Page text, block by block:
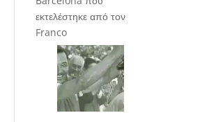
εκτελέστηκε από τον
Franco